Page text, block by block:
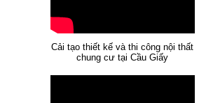
Cải tạo thiết kế và thi công nội thất
chung cư tại Cầu Giấy